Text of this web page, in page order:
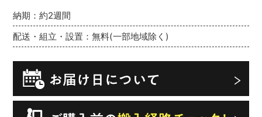
納期：約2週間
配送・組立・設置：無料(一部地域除く)